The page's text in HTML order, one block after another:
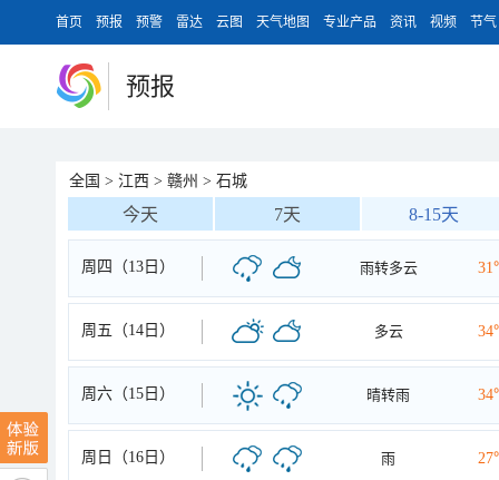
首页 预报 预警 雷达 云图 天气地图 专业产品 资讯 视频 节气
预报
全国 > 江西 > 赣州 > 石城
今天 7天 8-15天
周四（13日） 雨转多云
周五（14日） 多云
周六（15日） 晴转雨
周日（16日） 雨